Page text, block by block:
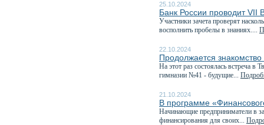
25.10.2024
Банк России проводит VII
Участники зачета проверят
восполнить пробелы в знаниях....
22.10.2024
Продолжается
На этот раз состоялась встреча
гимназии №41 - будущие...
21.10.2024
В программе
Начинающие предприниматели в
финансирования для своих...